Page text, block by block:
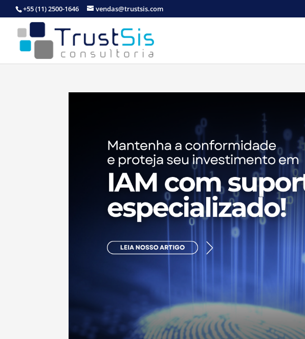
+55 (11) 2500-1646 vendas@trustsis.com